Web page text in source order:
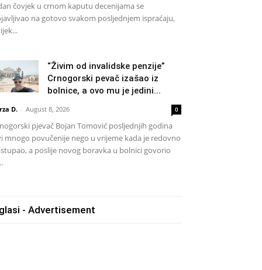
čovjek u crnom kaputu decenijama se
na gotovo svakom posljednjem ispraćaju,
“Živim od invalidske penzije”
Crnogorski pevač izašao iz
bolnice, a ovo mu je jedini...
D. - August 8, 2026 0
pjevač Bojan Tomović posljednjih godina
mnogo povučenije nego u vrijeme kada je redovno
a poslije novog boravka u bolnici govorio
- Advertisement